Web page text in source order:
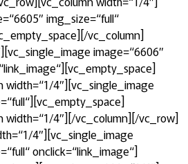
img_size=“full“
vc_column]
image=“6606″
4″][vc_single_image
width=“1/4″][/vc_column][/vc_row]
4″][vc_single_image
onclick=“link_image“]